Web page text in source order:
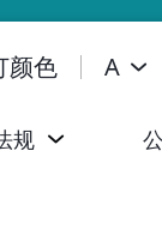
颜色 A
规